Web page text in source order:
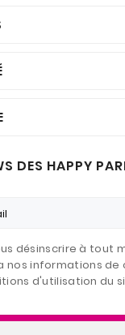
DES HAPPY
désinscrire à tout
nos informations
d'utilisation du